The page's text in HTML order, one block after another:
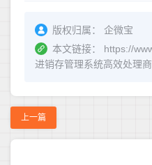
版权归属：
企微宝
本文链接：
https://
进销存管理系统高效处理
上一篇